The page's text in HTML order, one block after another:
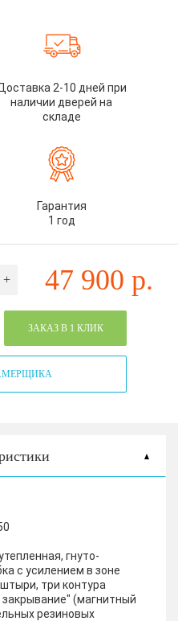
2-10 дней при
наличии дверей на
складе
Гарантия
1 год
+ 47 900 р.
ЗАКАЗ В 1 КЛИК
гнуто-
с усилением в зоне
три контура
(магнитный
резиновых